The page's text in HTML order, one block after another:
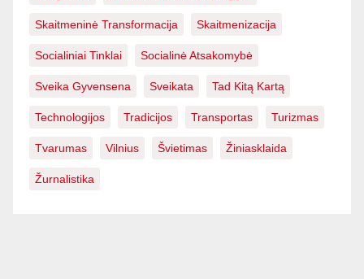
Skaitmeninė Transformacija Skaitmenizacija
Socialiniai Tinklai Socialinė Atsakomybė
Sveika Gyvensena Sveikata Tad Kitą Kartą
Technologijos Tradicijos Transportas Turizmas
Tvarumas Vilnius Švietimas Žiniasklaida
Žurnalistika